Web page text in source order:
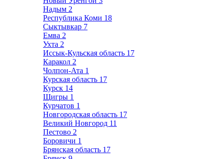
Надым 2
Республика Коми 18
Сыктывкар 7
Емва 2
Ухта 2
Иссык-Кульская область 17
Каракол 2
Чолпон-Ата 1
Курская область 17
Курск 14
Щигры 1
Курчатов 1
Новгородская область 17
Великий Новгород 11
Пестово 2
Боровичи 1
Брянская область 17